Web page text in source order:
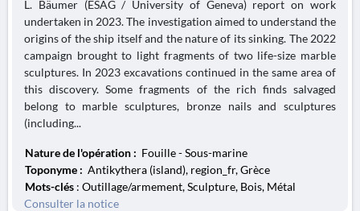
L. Bäumer (ESAG / University of Geneva) report on work
undertaken in 2023. The investigation aimed to understand the
origins of the ship itself and the nature of its sinking. The 2022
campaign brought to light fragments of two life-size marble
sculptures. In 2023 excavations continued in the same area of
this discovery. Some fragments of the rich finds salvaged
belong to marble sculptures, bronze nails and sculptures
(including...
Nature de l'opération : Fouille - Sous-marine
Toponyme : Antikythera (island), region_fr, Grèce
Mots-clés : Outillage/armement, Sculpture, Bois, Métal
Consulter la notice